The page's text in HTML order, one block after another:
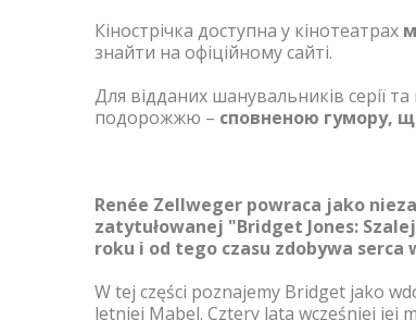
Кінострічка доступна у кінотеатрах
знайти на офіційному сайті.
Для відданих шанувальників серії
подорожжю – сповненою гумору,
Renée Zellweger powraca jako
zatytułowanej "Bridget Jones:
roku i od tego czasu zdobywa serca
W tej części poznajemy Bridget jako
letniej Mabel. Cztery lata wcześniej jej